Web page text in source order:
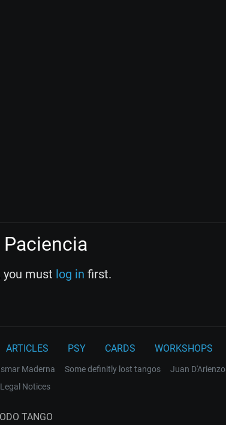
you must log in first.
ARTICLES PSY CARDS WORKSHOPS
Maderna Some definitly lost tangos Juan D'Arienzo
Notices
TANGO